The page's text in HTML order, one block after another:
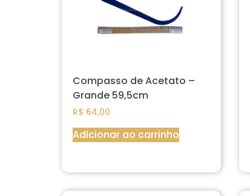
Compasso de Acetato –
Grande 59,5cm
R$ 64,00
Adicionar ao carrinho